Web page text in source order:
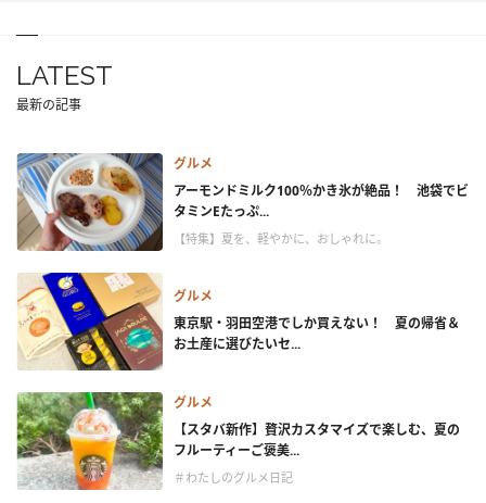
LATEST
最新の記事
グルメ
アーモンドミルク100％かき氷が絶品！ 池袋でビ
タミンEたっぷ...
【特集】夏を、軽やかに、おしゃれに。
グルメ
東京駅・羽田空港でしか買えない！ 夏の帰省＆
お土産に選びたいセ...
グルメ
【スタバ新作】贅沢カスタマイズで楽しむ、夏の
フルーティーご褒美...
＃わたしのグルメ日記